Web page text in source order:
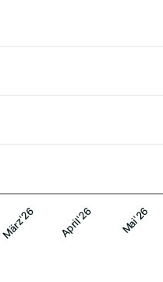
März'26 April'26 Mai'26